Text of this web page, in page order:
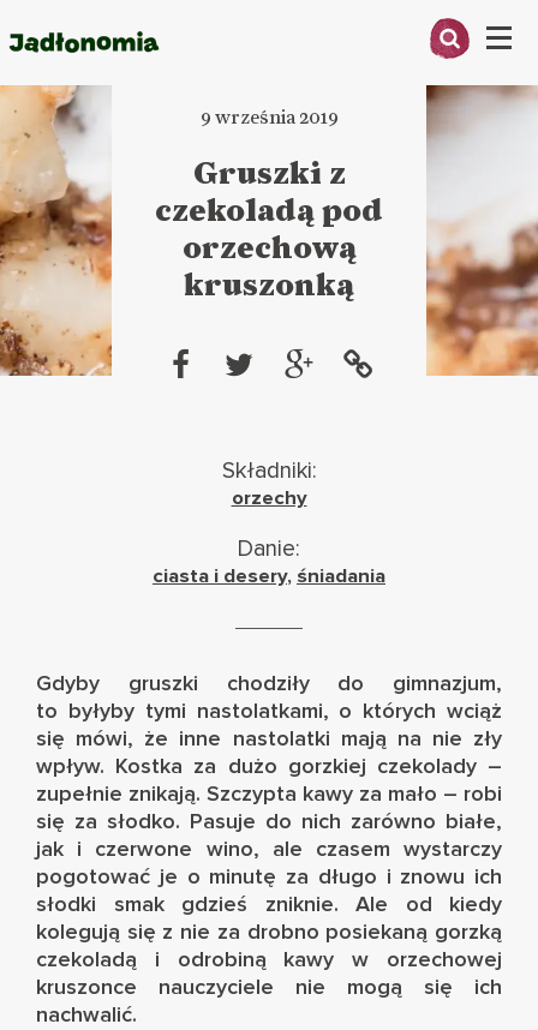
Menu
O MNIE
PRZEPISY
ARTYKUŁY
KSIĄŻKI
KONTAKT
9 września 2019
Gruszki z
czekoladą pod
orzechową
kruszonką
Składniki:
orzechy
Danie:
ciasta i desery, śniadania
Gdyby gruszki chodziły do gimnazjum,
to byłyby tymi nastolatkami, o których wciąż
się mówi, że inne nastolatki mają na nie zły
wpływ. Kostka za dużo gorzkiej czekolady –
zupełnie znikają. Szczypta kawy za mało – robi
się za słodko. Pasuje do nich zarówno białe,
jak i czerwone wino, ale czasem wystarczy
pogotować je o minutę za długo i znowu ich
słodki smak gdzieś zniknie. Ale od kiedy
kolegują się z nie za drobno posiekaną gorzką
czekoladą i odrobiną kawy w orzechowej
kruszonce nauczyciele nie mogą się ich
nachwalić.